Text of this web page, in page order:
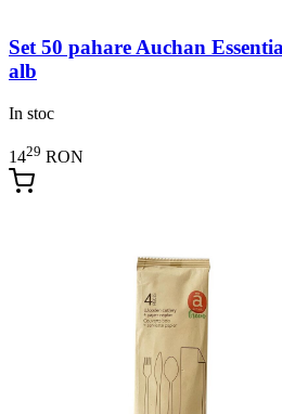
Set 50 pahare Auchan
alb
In stoc
1429 RON